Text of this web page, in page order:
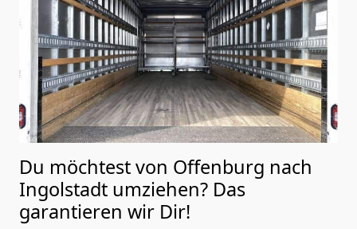
Du möchtest von Offenburg nach
Ingolstadt umziehen? Das
garantieren wir Dir!